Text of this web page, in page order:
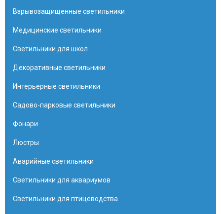
Взрывозащищенные светильники
Медицинские светильники
Светильники для школ
Декоративные светильники
Интерьерные светильники
Садово-парковые светильники
Фонари
Люстры
Аварийные светильники
Светильники для аквариумов
Светильники для птицеводства